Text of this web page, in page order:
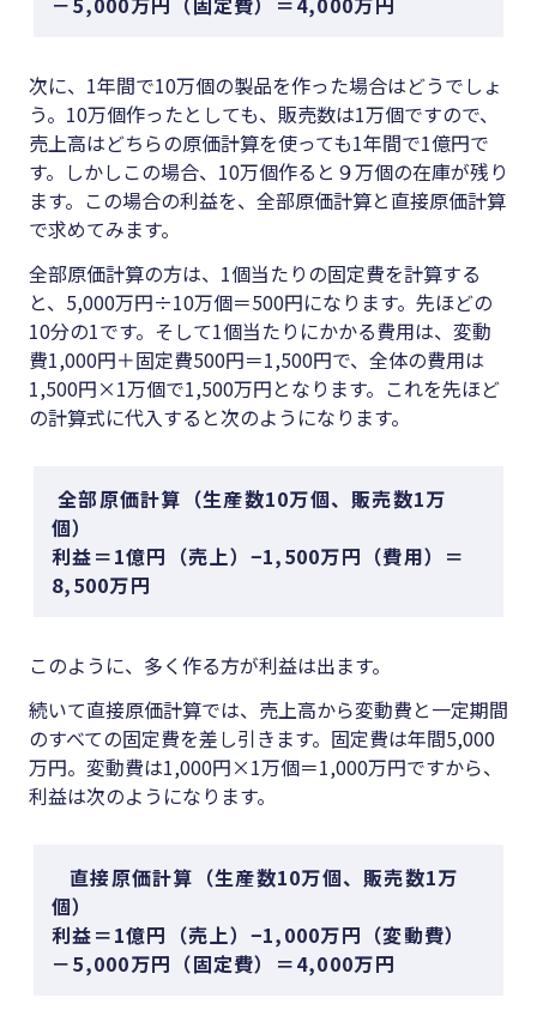
次に、1年間で10万個の製品を作った場合はどうでしょ
う。10万個作ったとしても、販売数は1万個ですので、
売上高はどちらの原価計算を使っても1年間で1億円で
す。しかしこの場合、10万個作ると９万個の在庫が残り
ます。この場合の利益を、全部原価計算と直接原価計算
で求めてみます。
全部原価計算の方は、1個当たりの固定費を計算する
と、5,000万円÷10万個＝500円になります。先ほどの
10分の1です。そして1個当たりにかかる費用は、変動
費1,000円＋固定費500円＝1,500円で、全体の費用は
1,500円×1万個で1,500万円となります。これを先ほど
の計算式に代入すると次のようになります。
全部原価計算（生産数10万個、販売数1万
個）
利益＝1億円（売上）−1,500万円（費用）＝
8,500万円
このように、多く作る方が利益は出ます。
続いて直接原価計算では、売上高から変動費と一定期間
のすべての固定費を差し引きます。固定費は年間5,000
万円。変動費は1,000円×1万個＝1,000万円ですから、
利益は次のようになります。
直接原価計算（生産数10万個、販売数1万
個）
利益＝1億円（売上）−1,000万円（変動費）
－5,000万円（固定費）＝4,000万円